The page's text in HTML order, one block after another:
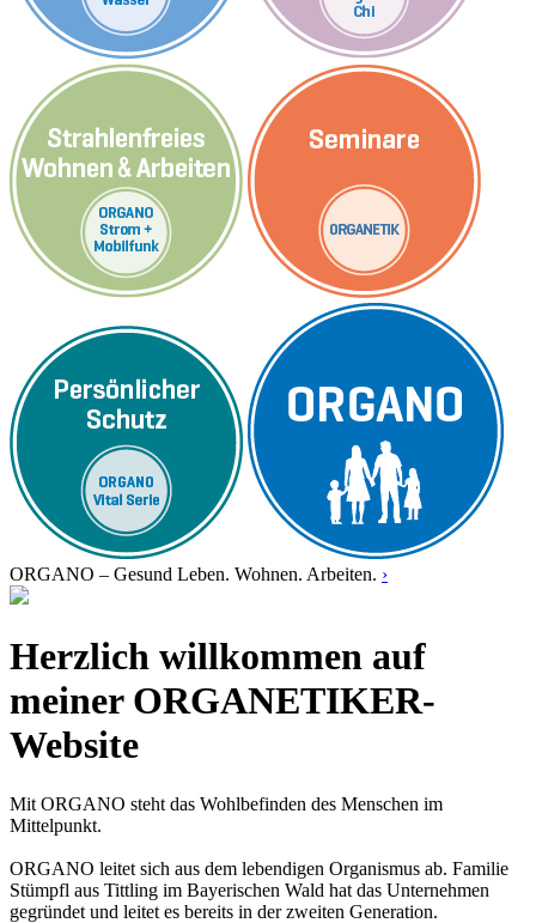
ORGANO – Gesund Leben. Wohnen. Arbeiten. ›
Herzlich willkommen auf
meiner ORGANETIKER-
Website
Mit ORGANO steht das Wohlbefinden des Menschen im
Mittelpunkt.
ORGANO leitet sich aus dem lebendigen Organismus ab. Familie
Stümpfl aus Tittling im Bayerischen Wald hat das Unternehmen
gegründet und leitet es bereits in der zweiten Generation.